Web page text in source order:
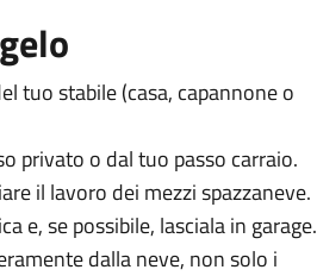
tuo stabile (casa, capannone o
privato o dal tuo passo carraio.
il lavoro dei mezzi spazzaneve.
e, se possibile, lasciala in garage.
dalla neve, non solo i